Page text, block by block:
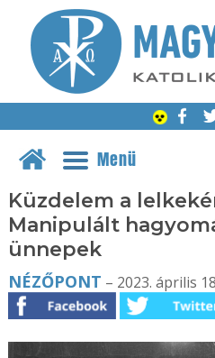
Menü
Küzdelem a
Manipulált
ünnepek
NÉZŐPONT – 2023. április